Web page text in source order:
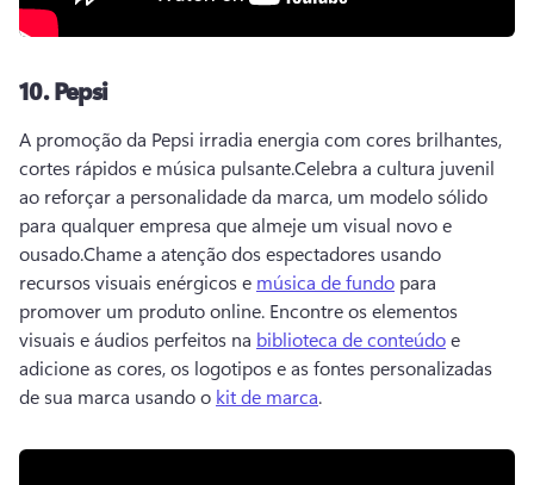
10.Pepsi
A promoção da Pepsi irradia energia com cores brilhantes,
cortes rápidos e música pulsante.Celebra a cultura juvenil
ao reforçar a personalidade da marca, um modelo sólido
para qualquer empresa que almeje um visual novo e
ousado.Chame a atenção dos espectadores usando
recursos visuais enérgicos e música de fundo para
promover um produto online. Encontre os elementos
visuais e áudios perfeitos na biblioteca de conteúdo e
adicione as cores, os logotipos e as fontes personalizadas
de sua marca usando o kit de marca.